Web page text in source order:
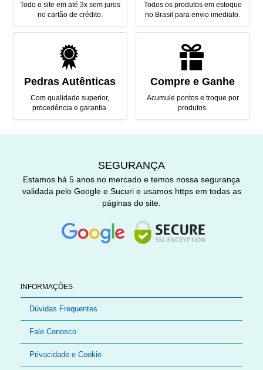
Todo o site em até 3x sem juros
no cartão de crédito.
Todos os produtos em estoque
no Brasil para envio imediato.
Pedras Autênticas
Com qualidade superior,
procedência e garantia.
Compre e Ganhe
Acumule pontos e troque por
produtos.
INFORMAÇÕES
Dúvidas Frequentes
Fale Conosco
Privacidade e Cookie
SEGURANÇA
Estamos há 5 anos no mercado e temos nossa segurança
validada pelo Google e Sucuri e usamos https em todas as
páginas do site.